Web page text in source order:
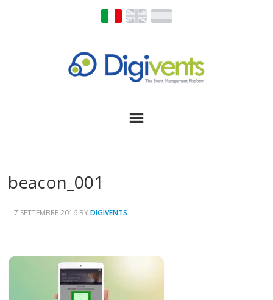
beacon_001
7 SETTEMBRE 2016 BYDIGIVENTS